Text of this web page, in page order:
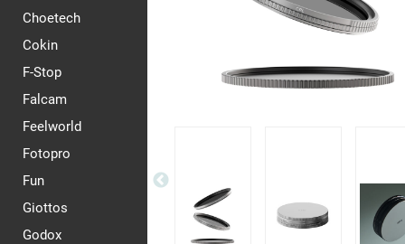
Choetech
Cokin
F-Stop
Falcam
Feelworld
Fotopro
Fun
Giottos
Godox